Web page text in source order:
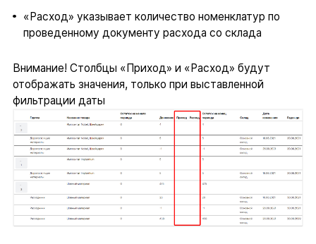
«Расход» указывает количество номенклатур по
проведенному документу расхода со склада
Внимание! Столбцы «Приход» и «Расход» будут
отображать значения, только при выставленной
фильтрации даты